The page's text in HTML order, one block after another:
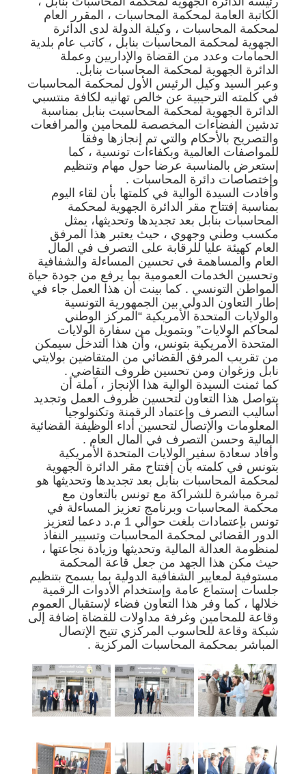
الكاتبة العامة لمحكمة المحاسبات ، المقرر العام
لمحكمة المحاسبات ، وكيلة الدولة لدى الدائرة
الجهوية لمحكمة المحاسبات بنابل ، كاتب عام بلدية
الحمامات وعدد من القضاة والإداريين وعملة
الدائرة الجهوية لمحكمة المحاسبات بنابل.
وعبر السيد وكيل الرئيس الأول لمحكمة المحاسبات
في كلمته الترحيبية عن خالص تهانيه لكافة منتسبي
الدائرة الجهوية لمحكمة المحاسبت بنابل بمناسبة
تدشين الفضاءات المخصصة للمحامين والمرافعات
والتصريح بالأحكام والتي تم إنجازها وفقا
للمواصفات العالمية وبكفاءات تونسية ، كما
إستعرض بالمناسبة عرضا حول مهام وتنظيم
وإختصاصات دائرة المحاسبات .
وأفادت السيدة الوالية في كلمتها بأن لقاء اليوم
بمناسبة إفتتاح مقر الدائرة الجهوية لمحكمة
المحاسبات بنابل بعد تجديدها وتحديثها، يمثل
مكسب وطني وجهوي ، حيث يعتبر هذا المرفق
العام كهيئة عليا للرقابة على التصرف في المال
العام والمساهمة في تحسين المساءلة والشفافية
وتحسين الخدمات العمومية بما يرفع من جودة حياة
المواطن التونسي . كما بينت أن هذا العمل جاء في
إطار التعاون الدولي بين الجمهورية التونسية
والولايات المتحدة الأمريكية “المركز الوطني
لمحاكم الولايات” وبتمويل من سفارة الولايات
المتحدة الأمريكية بتونس، وأن هذا التدخل سيمكن
من تقريب المرفق القضائي من المتقاضين بولايتي
نابل وزغوان ومن تحسين ظروف التقاضي .
كما ثمنت السيدة الوالية هذا الإنجاز ، آملة أن
يتواصل هذا التعاون لتحسين ظروف العمل وتجديد
أساليب التصرف وإعتماد الرقمنة وتكنولوجيا
المعلومات والإتصال لتحسين أداء الوظيفة القضائية
المالية وحسن التصرف في المال العام .
وأفاد سعادة سفير الولايات المتحدة الأمريكية
بتونس في كلمته بأن إفتتاح مقر الدائرة الجهوية
لمحكمة المحاسبات بنابل بعد تجديدها وتحديثها هو
ثمرة مباشرة للشراكة مع تونس بالتعاون مع
محكمة المحاسبات وبرنامج تعزيز المساءلة في
تونس بإعتمادات بلغت حوالي 1 م.د دعما لتعزيز
الدور القضائي لمحكمة المحاسبات وتسيير النفاذ
لمنظومة العدالة المالية وتحديثها وزيادة نجاعتها ،
حيث مكن هذا الجهد من جعل قاعة المحكمة
مستوفية لمعايير الشفافية الدولية بما يسمح بتنظيم
جلسات إستماع عامة وإستخدام الأدوات الرقمية
خلالها ، كما وفر هذا التعاون فضاء لإستقبال العموم
وقاعة للمحامين وغرفة مداولات للقضاة إضافة إلى
شبكة وقاعة للحاسوب المركزي تتيح الإتصال
المباشر بمحكمة المحاسبات المركزية .